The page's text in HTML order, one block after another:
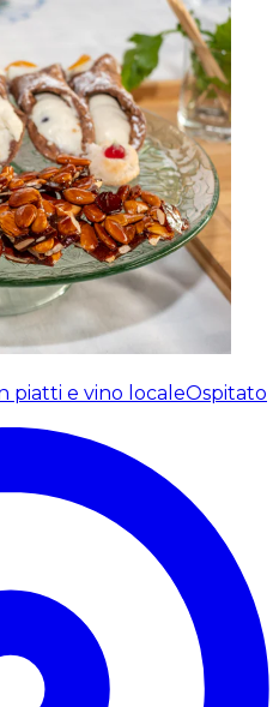
piatti e vino localeOspitato